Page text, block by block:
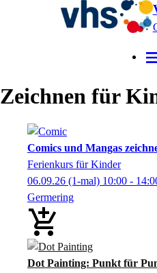
Zeichnen für
Comics und Mangas
Ferienkurs für Kinder
06.09.26 (1-mal) 10:00 -
Germering
Dot Painting: Punkt für